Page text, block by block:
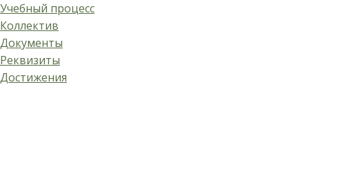
Учебный процесс
Коллектив
Документы
Реквизиты
Достижения